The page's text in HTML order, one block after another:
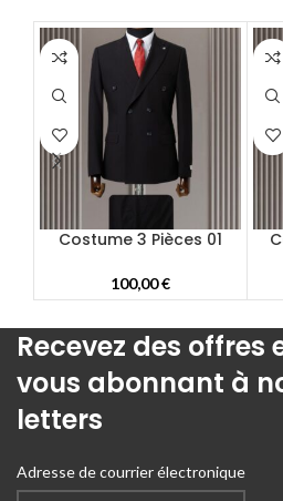
70
Costume 3 Pièces 01
100,00€
Recevez des offres
vous abonnant à
letters
Adresse de courrier électronique